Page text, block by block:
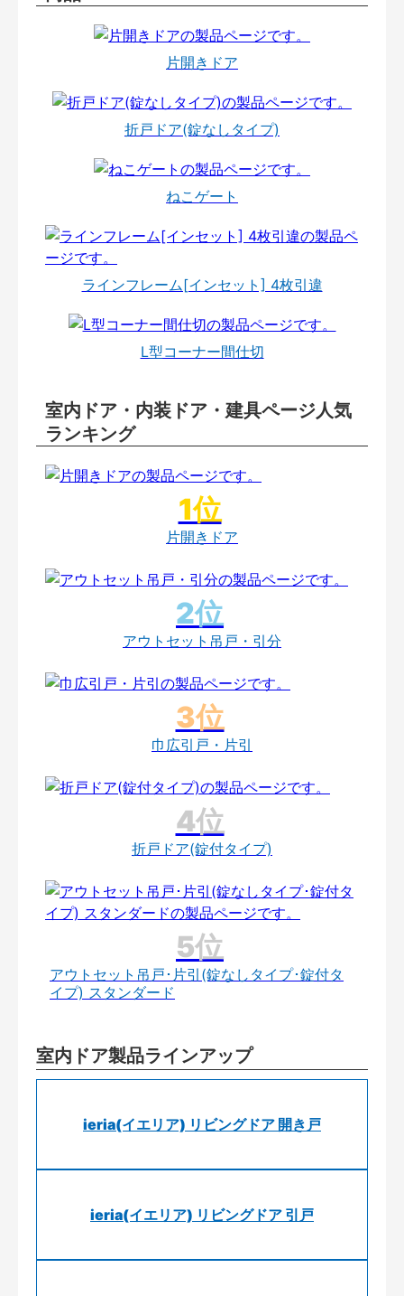
片開きドア
折戸ドア(錠なしタイプ)
ねこゲート
ラインフレーム[インセット] 4枚引違
L型コーナー間仕切
室内ドア・内装ドア・建具ページ人気
ランキング
片開きドア
アウトセット吊戸・引分
巾広引戸・片引
折戸ドア(錠付タイプ)
アウトセット吊戸･片引(錠なしタイプ･錠付タ
イプ) スタンダード
室内ドア製品ラインアップ
ieria(イエリア) リビングドア 開き戸
ieria(イエリア) リビングドア 引戸